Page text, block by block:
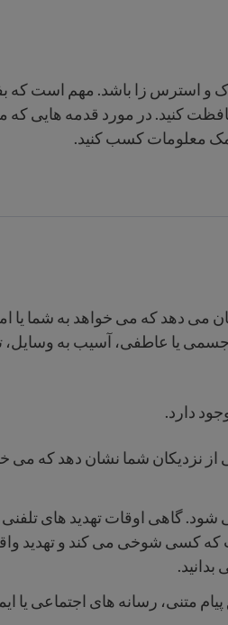
و استرس زا باشد. مهم است که
کنید. در مورد قدمه هایی که
معلومات کسب کنید.
می دهد که می خواهد به شما یا
یا عاطفی، آسیب به وسایل،
دارد.
از نزدیکان شما نشان ‌دهد که می
گاهی اوقات تهدید های تلفنی
کسی شوخی می کند و تهدید
متنی، رسانه های اجتماعی یا